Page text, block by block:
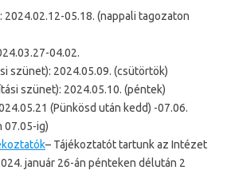
2024.02.12-05.18. (nappali tagozaton
04.02.
szünet): 2024.05.09. (csütörtök)
szünet): 2024.05.10. (péntek)
(Pünkösd után kedd) -07.06.
07.05-ig)
– Tájékoztatót tartunk az Intézet
január 26-án pénteken délután 2